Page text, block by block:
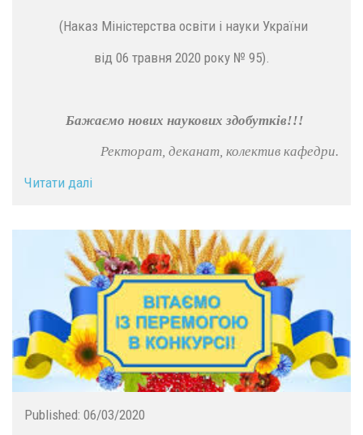
(Наказ Міністерства освіти і науки України
від 06 травня 2020 року № 95).
Бажаємо нових наукових здобутків!!!
Ректорат, деканат, колектив кафедри.
Читати далі
Published: 06/03/2020